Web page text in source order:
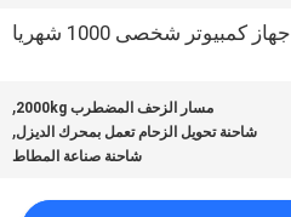
جهاز كمبيوتر شخصى 1000 شهريا
مسار الزحف المضطرب 2000kg ,
شاحنة تحويل الزحام تعمل بمحرك الديزل,
شاحنة صناعة المطاط